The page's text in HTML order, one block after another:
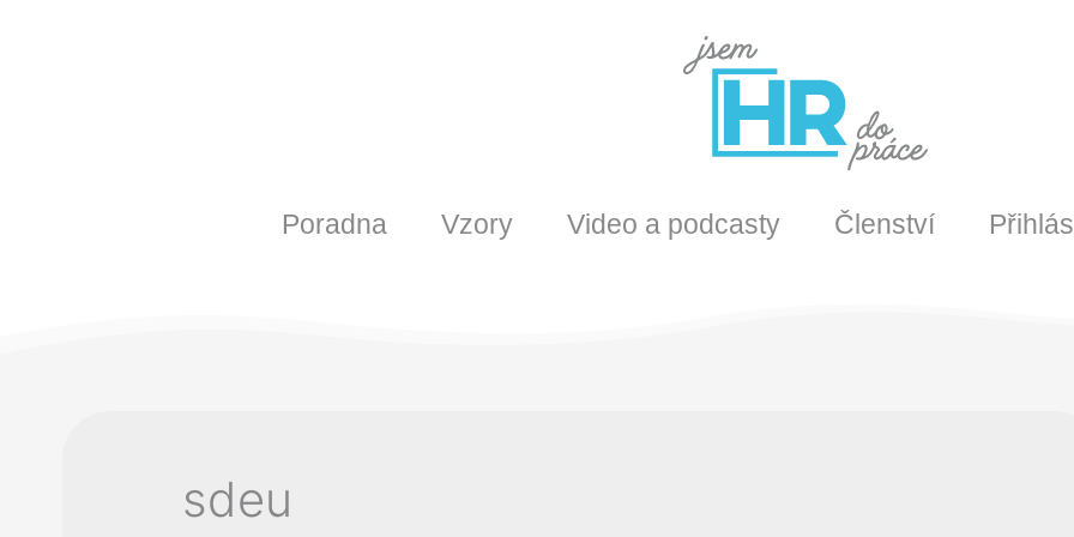
Poradna Vzory Video a podcasty Členství
sdeu